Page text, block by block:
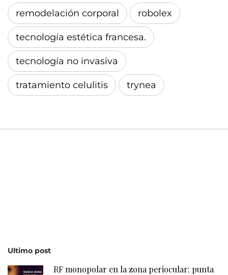
remodelación corporal robolex
tecnología estética francesa.
tecnología no invasiva
tratamiento celulitis trynea
Ultimo post
RF monopolar en la zona periocular: punta